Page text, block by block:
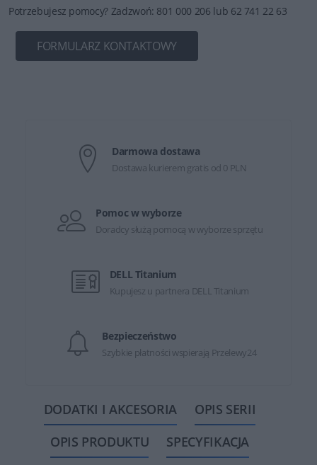
Potrzebujesz pomocy? Zadzwoń: 801 000 206 lub 62 741 22 63
FORMULARZ KONTAKTOWY
Darmowa dostawa
Dostawa kurierem gratis od 0 PLN
Pomoc w wyborze
Doradcy służą pomocą w wyborze sprzętu
DELL Titanium
Kupujesz u partnera DELL Titanium
Bezpieczeństwo
Szybkie płatności wspierają Przelewy24
DODATKI I AKCESORIA
OPIS SERII
OPIS PRODUKTU
SPECYFIKACJA